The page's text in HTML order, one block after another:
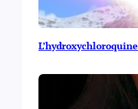
L’hydroxychloroquine